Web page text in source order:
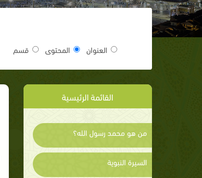
العنوان المحتوى قسم
القائمة الرئيسية
من هو محمد رسول الله؟
السيرة النبوية